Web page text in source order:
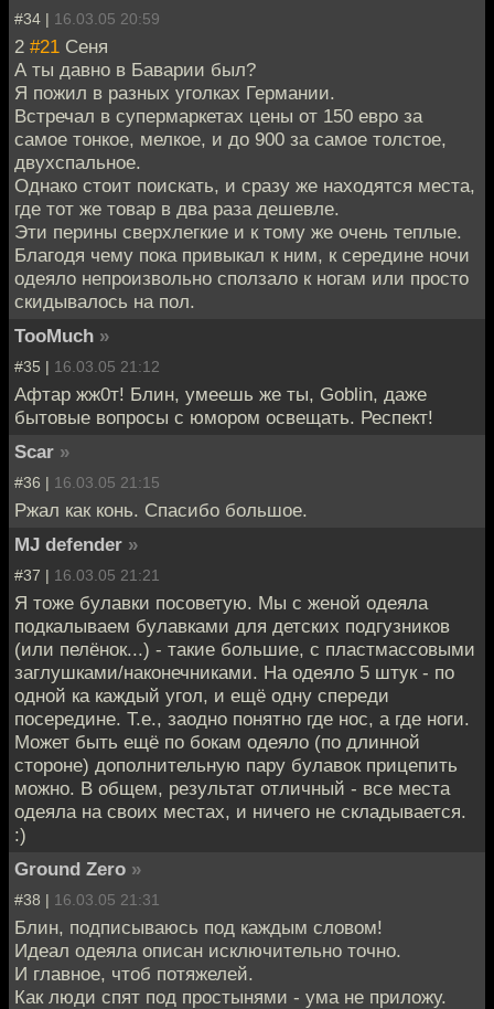
#34 | 16.03.05 20:59
2 #21 Сеня
А ты давно в Баварии был?
Я пожил в разных уголках Германии.
Встречал в супермаркетах цены от 150 евро за
самое тонкое, мелкое, и до 900 за самое толстое,
двухспальное.
Однако стоит поискать, и сразу же находятся места,
где тот же товар в два раза дешевле.
Эти перины сверхлегкие и к тому же очень теплые.
Благодя чему пока привыкал к ним, к середине ночи
одеяло непроизвольно сползало к ногам или просто
скидывалось на пол.
TooMuch »
#35 | 16.03.05 21:12
Афтар жж0т! Блин, умеешь же ты, Goblin, даже
бытовые вопросы с юмором освещать. Респект!
Scar »
#36 | 16.03.05 21:15
Ржал как конь. Спасибо большое.
MJ defender »
#37 | 16.03.05 21:21
Я тоже булавки посоветую. Мы с женой одеяла
подкалываем булавками для детских подгузников
(или пелёнок...) - такие большие, с пластмассовыми
заглушками/наконечниками. На одеяло 5 штук - по
одной ка каждый угол, и ещё одну спереди
посередине. Т.е., заодно понятно где нос, а где ноги.
Может быть ещё по бокам одеяло (по длинной
стороне) дополнительную пару булавок прицепить
можно. В общем, результат отличный - все места
одеяла на своих местах, и ничего не складывается.
:)
Ground Zero »
#38 | 16.03.05 21:31
Блин, подписываюсь под каждым словом!
Идеал одеяла описан исключительно точно.
И главное, чтоб потяжелей.
Как люди спят под простынями - ума не приложу.